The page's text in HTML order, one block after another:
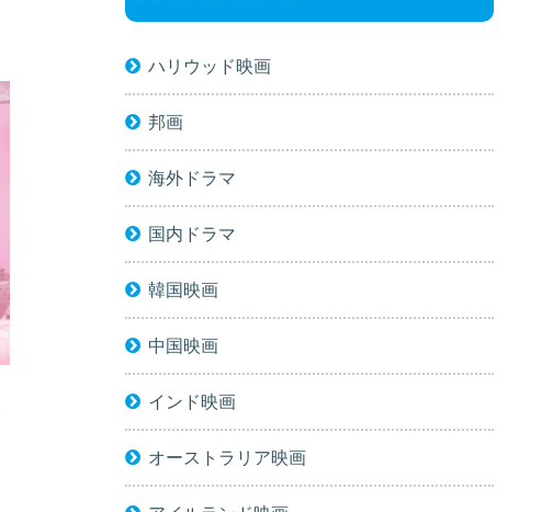
ハリウッド映画
邦画
海外ドラマ
国内ドラマ
韓国映画
中国映画
インド映画
オーストラリア映画